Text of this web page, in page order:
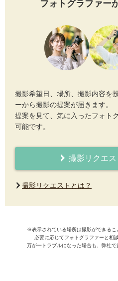
フォトグラファー
撮影希望日、場所、撮影内容を
ーから撮影の提案が届きます。
提案を見て、気に入ったフォト
可能です。
撮影リクエ
撮影リクエストとは？
※表示されている場所は撮影ができるこ
必要に応じてフォトグラファーと相
万が一トラブルになった場合も、弊社で